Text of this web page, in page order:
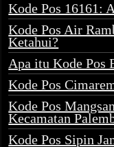
Kode Pos 16161:
Kode Pos Air
Ketahui?
Apa itu Kode Pos
Kode Pos
Kode Pos
Kecamatan
Kode Pos Sipin